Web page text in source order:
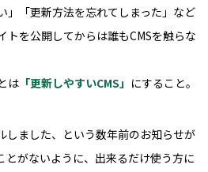
」「更新方法を忘れてしまった」など
トを公開してからは誰もCMSを触らな
は 「更新しやすいCMS」 にすること。
しました、という数年前のお知らせが
とがないように、出来るだけ使う方に